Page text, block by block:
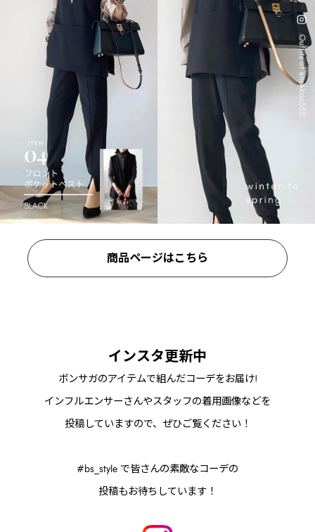
商品ページはこちら
インスタ更新中
ボンサガのアイテムで組んだコーデをお届け!
インフルエンサーさんやスタッフの着用画像などを
投稿していますので、ぜひご覧ください！
#bs_style で皆さんの素敵なコーデの
投稿もお待ちしています！